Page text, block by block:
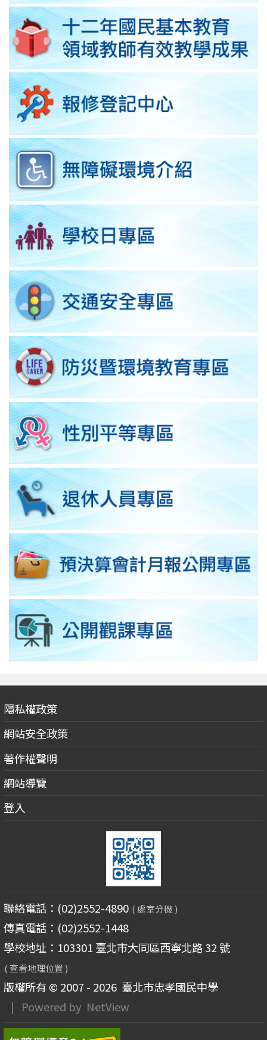
隱私權政策
網站安全政策
著作權聲明
網站導覽
登入
聯絡電話：(02)2552-4890 ( 處室分機 )
傳真電話：(02)2552-1448
學校地址：103301 臺北市大同區西寧北路 32 號
( 查看地理位置 )
版權所有 © 2007 - 2026臺北市忠孝國民中學
| Powered by NetView